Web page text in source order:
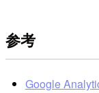
参考
Google